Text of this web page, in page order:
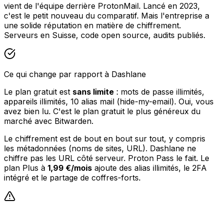
vient de l'équipe derrière ProtonMail. Lancé en 2023,
c'est le petit nouveau du comparatif. Mais l'entreprise a
une solide réputation en matière de chiffrement.
Serveurs en Suisse, code open source, audits publiés.
Ce qui change par rapport à Dashlane
Le plan gratuit est sans limite : mots de passe illimités,
appareils illimités, 10 alias mail (hide-my-email). Oui, vous
avez bien lu. C'est le plan gratuit le plus généreux du
marché avec Bitwarden.
Le chiffrement est de bout en bout sur tout, y compris
les métadonnées (noms de sites, URL). Dashlane ne
chiffre pas les URL côté serveur. Proton Pass le fait. Le
plan Plus à 1,99 €/mois ajoute des alias illimités, le 2FA
intégré et le partage de coffres-forts.